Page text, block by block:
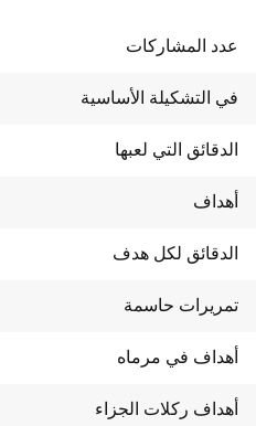
عدد المشاركات
في التشكيلة الأساسية
الدقائق التي لعبها
أهداف
الدقائق لكل هدف
تمريرات حاسمة
أهداف في مرماه
أهداف ركلات الجزاء